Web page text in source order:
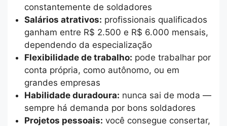
constantemente de soldadores
Salários atrativos: profissionais qualificados
ganham entre R$ 2.500 e R$ 6.000 mensais,
dependendo da especialização
Flexibilidade de trabalho: pode trabalhar por
conta própria, como autônomo, ou em
grandes empresas
Habilidade duradoura: nunca sai de moda —
sempre há demanda por bons soldadores
Projetos pessoais: você consegue consertar,